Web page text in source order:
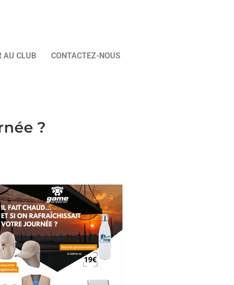
AU CLUB CONTACTEZ-NOUS
?